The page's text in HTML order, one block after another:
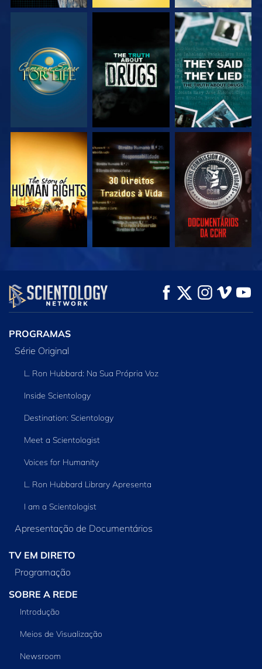
VEJA VEJA VEJA
VEJA VEJA VEJA
VEJA EXPLORE A SÉRIE
PROGRAMAS
Série Original
L. Ron Hubbard: Na Sua Própria Voz
Inside Scientology
Destination: Scientology
Meet a Scientologist
Voices for Humanity
L. Ron Hubbard Library Apresenta
I am a Scientologist
Apresentação de Documentários
TV EM DIRETO
Programação
SOBRE A REDE
Introdução
Meios de Visualização
Newsroom